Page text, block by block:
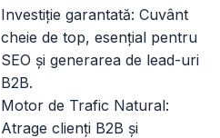
Investiție garantată: Cuvânt
cheie de top, esențial pentru
SEO și generarea de lead-uri
B2B.
Motor de Trafic Natural:
Atrage clienți B2B și